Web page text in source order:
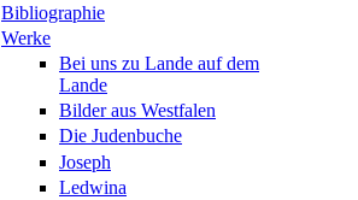
Bibliographie
Werke
Bei uns zu Lande auf dem
Lande
Bilder aus Westfalen
Die Judenbuche
Joseph
Ledwina